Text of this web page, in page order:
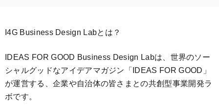
I4G Business Design Labとは？
IDEAS FOR GOOD Business Design Labは、世界のソー
シャルグッドなアイデアマガジン「IDEAS FOR GOOD」
が運営する、企業や自治体の皆さまとの共創型事業開発ラ
ボです。